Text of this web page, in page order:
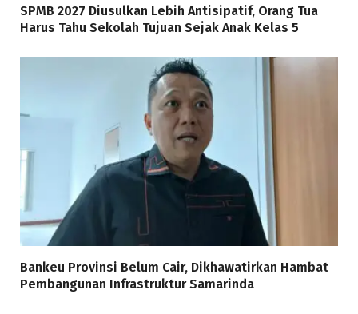
SPMB 2027 Diusulkan Lebih Antisipatif, Orang Tua
Harus Tahu Sekolah Tujuan Sejak Anak Kelas 5
Bankeu Provinsi Belum Cair, Dikhawatirkan Hambat
Pembangunan Infrastruktur Samarinda